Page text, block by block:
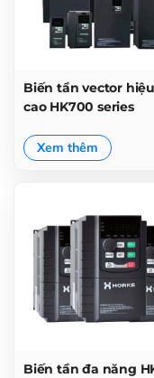
Biến tần vector
cao HK700 series
Xem thêm
Biến tần đa năng